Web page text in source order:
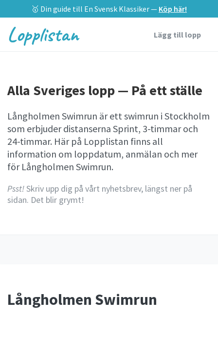
🥇 Din guide till En Svensk Klassiker — Köp här!
Lopplistan Lägg till lopp
Alla Sveriges lopp — På ett ställe
Långholmen Swimrun är ett swimrun i Stockholm
som erbjuder distanserna Sprint, 3-timmar och
24-timmar. Här på Lopplistan finns all
information om loppdatum, anmälan och mer
för Långholmen Swimrun.
Psst!Skriv upp dig på vårt nyhetsbrev, längst ner på
sidan. Det blir grymt!
Långholmen Swimrun